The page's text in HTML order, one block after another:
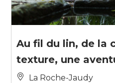
Au fil du lin, de la
texture, une
La Roche-Jaudy